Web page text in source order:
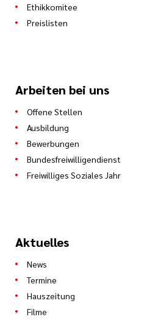
Ethikkomitee
Preislisten
Arbeiten bei uns
Offene Stellen
Ausbildung
Bewerbungen
Bundesfreiwilligendienst
Freiwilliges Soziales Jahr
Aktuelles
News
Termine
Hauszeitung
Filme